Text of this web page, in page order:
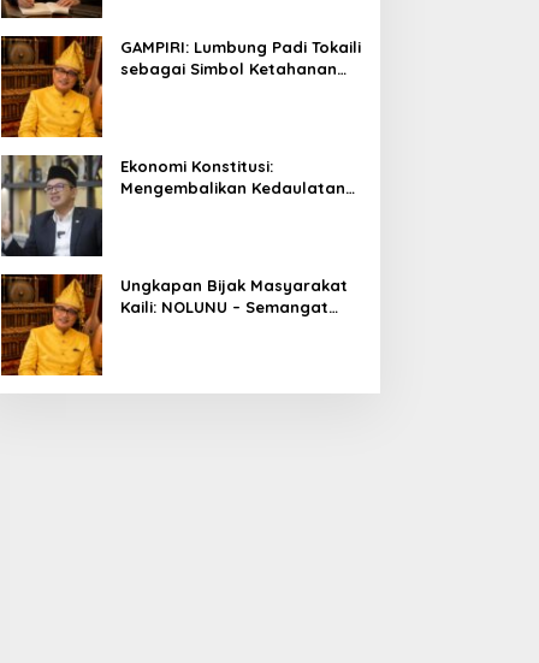
GAMPIRI: Lumbung Padi Tokaili
sebagai Simbol Ketahanan
Ekonomi Konstitusi:
Mengembalikan Kedaulatan
Ungkapan Bijak Masyarakat
Kaili: NOLUNU – Semangat